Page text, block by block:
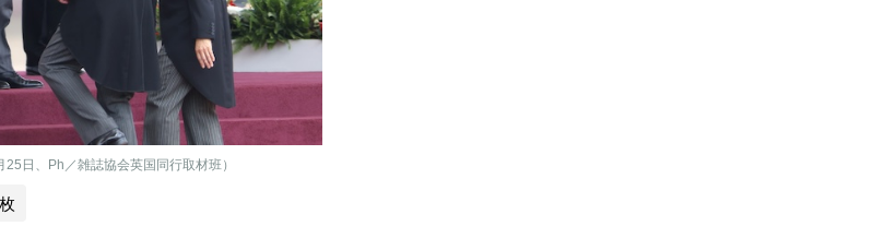
日、Ph／雑誌協会英国同行取材班）